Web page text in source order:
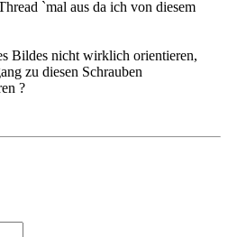
`mal aus da ich von diesem
Bildes nicht wirklich orientieren,
zu diesen Schrauben
?